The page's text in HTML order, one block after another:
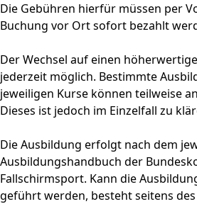
Die Gebühren hierfür müssen per
Buchung vor Ort sofort bezahlt
Der Wechsel auf einen
jederzeit möglich. Bestimmte
jeweiligen Kurse können teilweise
Dieses ist jedoch im Einzelfall zu
Die Ausbildung erfolgt nach dem
Ausbildungshandbuch der
Fallschirmsport. Kann die
geführt werden, besteht seitens